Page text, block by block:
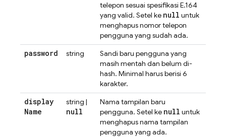
telepon sesuai spesifikasi E.164
yang valid. Setel ke null untuk
menghapus nomor telepon
pengguna yang sudah ada.
password string
Sandi baru pengguna yang
masih mentah dan belum di-
hash. Minimal harus berisi 6
karakter.
display
Name
string |
null
Nama tampilan baru
pengguna. Setel ke null untuk
menghapus nama tampilan
pengguna yang ada.